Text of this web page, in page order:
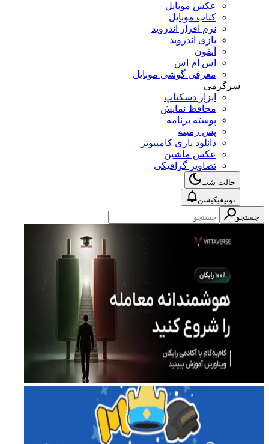
عکس موبایل
کتاب موبایل
نرم افزار اندروید
بازی اندروید
آیفون
اس ام اس
معرفی گوشی موبایل
سرگرمی
ابزار دسکتاپ
محافظ نمایش
پوسته برنامه
پس زمینه
دانلود بازی کامپیوتر
عکس ماشین
تصاویر گرافیکی
حالت شب
نوتیفیکیشن
جستجو